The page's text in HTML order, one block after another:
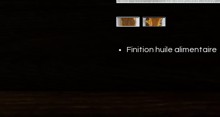
Finition huile alimentaire